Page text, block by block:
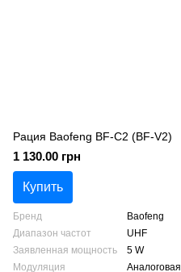
Рация Baofeng BF-C2 (BF-V2)
1 130.00 грн
Купить
Бренд
Baofeng
Диапазон частот
UHF
Заявленная мощность
5 W
Модуляция
Аналоговая